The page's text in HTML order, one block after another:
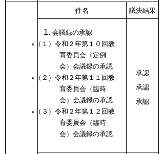
件名 議決結果
会議録の承認
（１）令和２年第１０回教
育委員会（定例
会）会議録の承認
（２）令和２年第１１回教
育委員会（臨時
会）会議録の承認
（３）令和２年第１２回教
育委員会（臨時
会）会議録の承認
承認
承認
承認